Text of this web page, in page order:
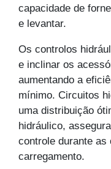
capacidade de
e levantar.
Os controlos
e inclinar os
aumentando a
mínimo. Circuitos
uma distribuição
hidráulico,
controle durante as
carregamento.